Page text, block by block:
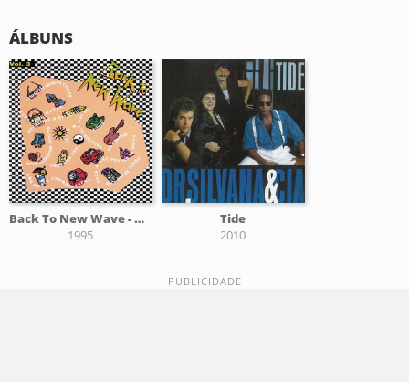
ÁLBUNS
Back To New Wave - Vol. 3
1995
Tide
2010